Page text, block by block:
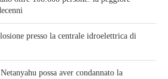
presso la centrale idroelettrica di
possa aver condannato la